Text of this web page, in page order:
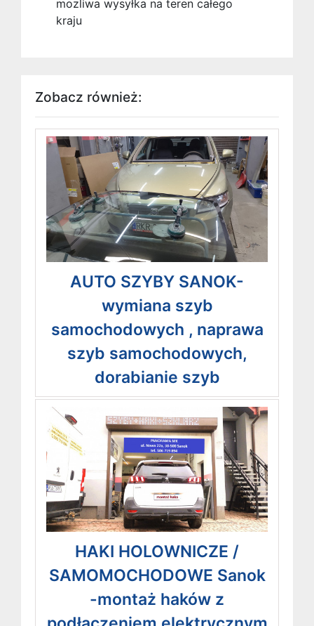
mozliwa wysyłka na teren całego
kraju
Zobacz również:
AUTO SZYBY SANOK-
wymiana szyb
samochodowych , naprawa
szyb samochodowych,
dorabianie szyb
HAKI HOLOWNICZE /
SAMOMOCHODOWE Sanok
-montaż haków z